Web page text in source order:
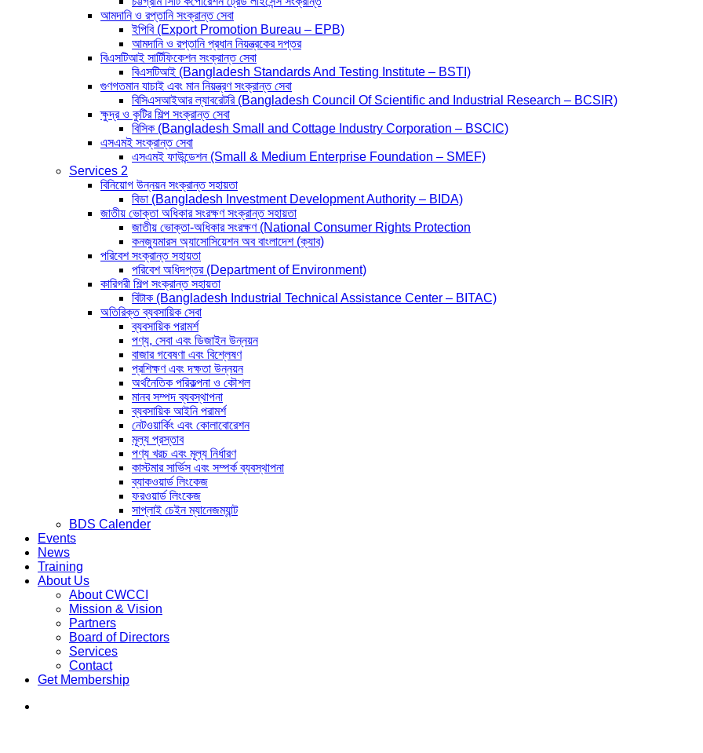
আমদানি ও রপ্তানি সংক্রান্ত সেবা
ইপিবি (Export Promotion Bureau – EPB)
আমদানি ও রপ্তানি প্রধান নিয়ন্ত্রকের দপ্তর
বিএসটিআই সার্টিফিকেশন সংক্রান্ত সেবা
বিএসটিআই (Bangladesh Standards And Testing Institute – BSTI)
গুণগতমান যাচাই এবং মান নিয়ন্ত্রণ সংক্রান্ত সেবা
বিসিএসআইআর ল্যাবরেটরি (Bangladesh Council Of Scientific and Industrial Research – BCSIR)
ক্ষুদ্র ও কুটির শিল্প সংক্রান্ত সেবা
বিসিক (Bangladesh Small and Cottage Industry Corporation – BSCIC)
এসএমই সংক্রান্ত সেবা
এসএমই ফাউন্ডেশন (Small & Medium Enterprise Foundation – SMEF)
Services 2
বিনিয়োগ উন্নয়ন সংক্রান্ত সহায়তা
বিডা (Bangladesh Investment Development Authority – BIDA)
জাতীয় ভোক্তা অধিকার সংরক্ষণ সংক্রান্ত সহায়তা
জাতীয় ভোক্তা-অধিকার সংরক্ষণ (National Consumer Rights Protection
কনজ্যুমারস অ্যাসোসিয়েশন অব বাংলাদেশ (ক্যাব)
পরিবেশ সংক্রান্ত সহায়তা
পরিবেশ অধিদপ্তর (Department of Environment)
কারিগরী শিল্প সংক্রান্ত সহায়তা
বিটাক (Bangladesh Industrial Technical Assistance Center – BITAC)
অতিরিক্ত ব্যবসায়িক সেবা
ব্যবসায়িক পরামর্শ
পণ্য, সেবা এবং ডিজাইন উন্নয়ন
বাজার গবেষণা এবং বিশ্লেষণ
প্রশিক্ষণ এবং দক্ষতা উন্নয়ন
অর্থনৈতিক পরিকল্পনা ও কৌশল
মানব সম্পদ ব্যবস্থাপনা
ব্যবসায়িক আইনি পরামর্শ
নেটওয়ার্কিং এবং কোলাবোরেশন
মূল্য প্রস্তাব
পণ্য খরচ এবং মূল্য নির্ধারণ
কাস্টমার সার্ভিস এবং সম্পর্ক ব্যবস্থাপনা
ব্যাকওয়ার্ড লিংকেজ
ফরওয়ার্ড লিংকেজ
সাপ্লাই চেইন ম্যানেজম্যান্ট
BDS Calender
Events
News
Training
About Us
About CWCCI
Mission & Vision
Partners
Board of Directors
Services
Contact
Get Membership